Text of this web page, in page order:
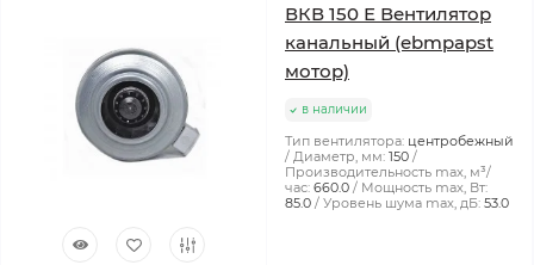
ВКВ 150 Е Вентилятор
канальный (ebmpapst
мотор)
в наличии
Тип вентилятора: центробежный
Диаметр, мм: 150
Производительность max, м³/
час: 660.0
Мощность max, Вт:
85.0
Уровень шума max, дБ: 53.0